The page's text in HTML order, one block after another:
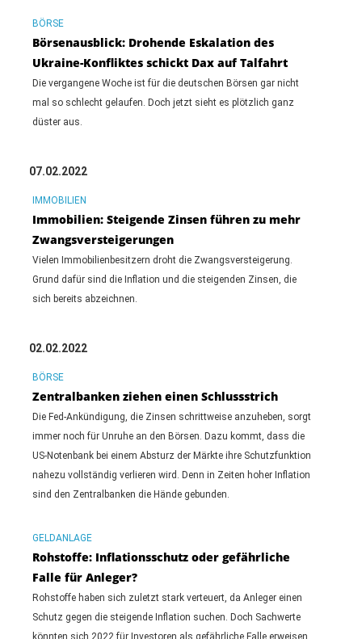
BÖRSE
Börsenausblick: Drohende Eskalation des
Ukraine-Konfliktes schickt Dax auf Talfahrt
Die vergangene Woche ist für die deutschen Börsen gar nicht
mal so schlecht gelaufen. Doch jetzt sieht es plötzlich ganz
düster aus.
07.02.2022
IMMOBILIEN
Immobilien: Steigende Zinsen führen zu mehr
Zwangsversteigerungen
Vielen Immobilienbesitzern droht die Zwangsversteigerung.
Grund dafür sind die Inflation und die steigenden Zinsen, die
sich bereits abzeichnen.
02.02.2022
BÖRSE
Zentralbanken ziehen einen Schlussstrich
Die Fed-Ankündigung, die Zinsen schrittweise anzuheben, sorgt
immer noch für Unruhe an den Börsen. Dazu kommt, dass die
US-Notenbank bei einem Absturz der Märkte ihre Schutzfunktion
nahezu vollständig verlieren wird. Denn in Zeiten hoher Inflation
sind den Zentralbanken die Hände gebunden.
GELDANLAGE
Rohstoffe: Inflationsschutz oder gefährliche
Falle für Anleger?
Rohstoffe haben sich zuletzt stark verteuert, da Anleger einen
Schutz gegen die steigende Inflation suchen. Doch Sachwerte
könnten sich 2022 für Investoren als gefährliche Falle erweisen.